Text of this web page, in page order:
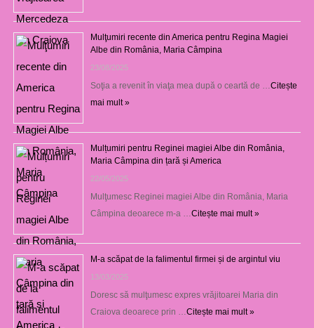
Mulţumiri recente din America pentru Regina Magiei
Albe din România, Maria Câmpina
23/08/2025
Soţia a revenit în viaţa mea după o ceartă de … Citește
mai mult »
Mulțumiri pentru Reginei magiei Albe din România,
Maria Câmpina din țară și America
22/05/2025
Mulţumesc Reginei magiei Albe din România, Maria
Câmpina deoarece m-a … Citește mai mult »
M-a scăpat de la falimentul firmei și de argintul viu
13/03/2025
Doresc să mulţumesc expres vrăjitoarei Maria din
Craiova deoarece prin … Citește mai mult »